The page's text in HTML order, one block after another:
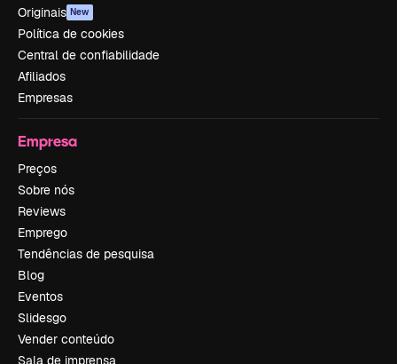
Originais New
Política de cookies
Central de confiabilidade
Afiliados
Empresas
Empresa
Preços
Sobre nós
Reviews
Emprego
Tendências de pesquisa
Blog
Eventos
Slidesgo
Vender conteúdo
Sala de imprensa